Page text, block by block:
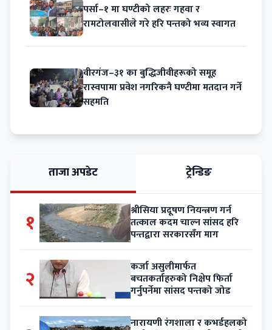
पर्सा–१ मा घण्टीको लहरः गहवा र
रामटोलवासीले गरे हरि पन्तको भव्य स्वागत
वीरगंज–३१ का बुद्धिजीवीहरूको समूह
रास्वपामा प्रवेश नगरिकनै घण्टीमा मतदान गर्ने
सहमति
ताजा अपडेट ट्रेन्डिङ
१ श्रीसिया प्रदूषण नियन्त्रण गर्न
तत्काल कदम चाल्न सांसद हरि
पन्तद्वारा सरकारसँग माग
२ कर्जा असुलीमार्फत
बचतकर्ताहरुको निक्षेप फिर्ता
गर्नुपर्नेमा सांसद पन्तको जोड
नारायणी रंगशाला र कभर्डहलको